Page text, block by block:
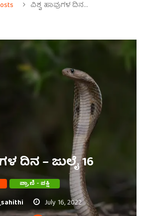
ವಿಶ್ವ ಹಾವುಗಳ ದಿನ…
ದಿನ – ಜುಲೈ 16
ಪ್ರಾಣಿ - ಪಕ್ಷಿ
July 16, 2022